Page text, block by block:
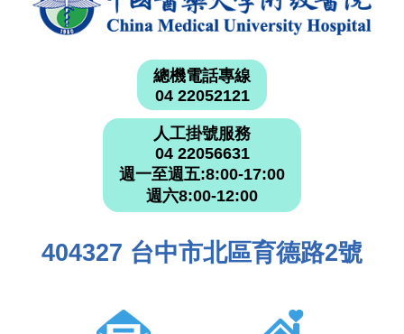
總機電話專線
04 22052121
人工掛號服務
04 22056631
週一至週五:8:00-17:00
週六8:00-12:00
404327 台中市北區育德路2號